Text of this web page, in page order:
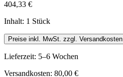
404,33 €
Inhalt: 1 Stück
Preise inkl. MwSt. zzgl. Versandkosten
Lieferzeit: 5–6 Wochen
Versandkosten: 80,00 €